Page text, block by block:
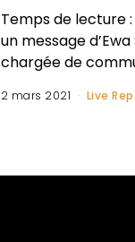
Temps de lecture
un message
chargée de
2 mars 2021 Live